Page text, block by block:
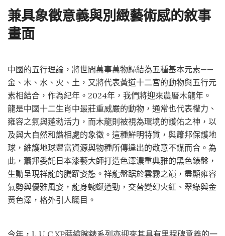
兼具象徵意義與別緻藝術感的敘事
畫面
中國的五行理論，將世間萬事萬物歸結為五種基本元素——
金、木、水、火、土，又將代表黃道十二宮的動物與五行元
素相結合，作為紀年。2024年，我們將迎來農曆木龍年。
龍是中國十二生肖中最莊重威嚴的動物，通常也代表權力、
雍容之氣與蓬勃活力，而木龍則被視為環境的護佑之神，以
及與大自然和諧相處的象徵。這種鮮明特質，與蕭邦保護地
球，維護地球豐富資源與物種所傳達出的敬意不謀而合。為
此，蕭邦委託日本漆藝大師打造色澤濃重典雅的黑色錶盤，
生動呈現祥龍的騰躍姿態。祥龍盤踞於雲霧之巔，盡顯雍容
氣勢與優雅風姿，龍身蜿蜒遒勁，交替變幻火紅、翠綠與金
黃色澤，格外引人矚目。